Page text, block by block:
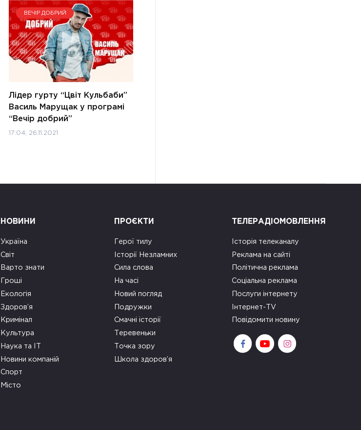
ВЕЧІР ДОБРИЙ
Лідер гурту “Цвіт Кульбаби”
Василь Марущак у програмі
“Вечір добрий”
17:04, 26.11.2021
НОВИНИ
Україна
Світ
Варто знати
Гроші
Екологія
Здоров’я
Кримінал
Культура
Наука та ІТ
Новини компаній
Спорт
Місто
ПРОЄКТИ
Герої тилу
Історії Незламних
Сила слова
На часі
Новий погляд
Подружки
Смачні історії
Теревеньки
Точка зору
Школа здоров’я
ТЕЛЕРАДІОМОВЛЕННЯ
Історія телеканалу
Реклама на сайті
Політична реклама
Соціальна реклама
Послуги інтернету
Інтернет-TV
Повідомити новину